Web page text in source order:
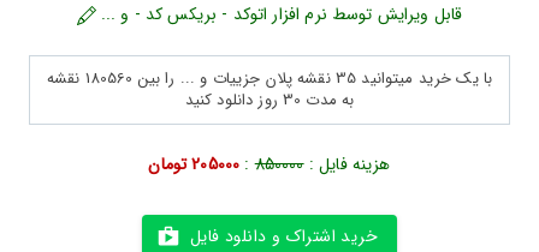
قابل ویرایش توسط نرم افزار اتوکد - بریکس کد - و ...
با یک خرید میتوانید 35 نقشه پلان جزییات و ... را بین 180560 نقشه
به مدت 30 روز دانلود کنید
هزینه فایل :850000
: 205000 تومان
خرید اشتراک و دانلود فایل